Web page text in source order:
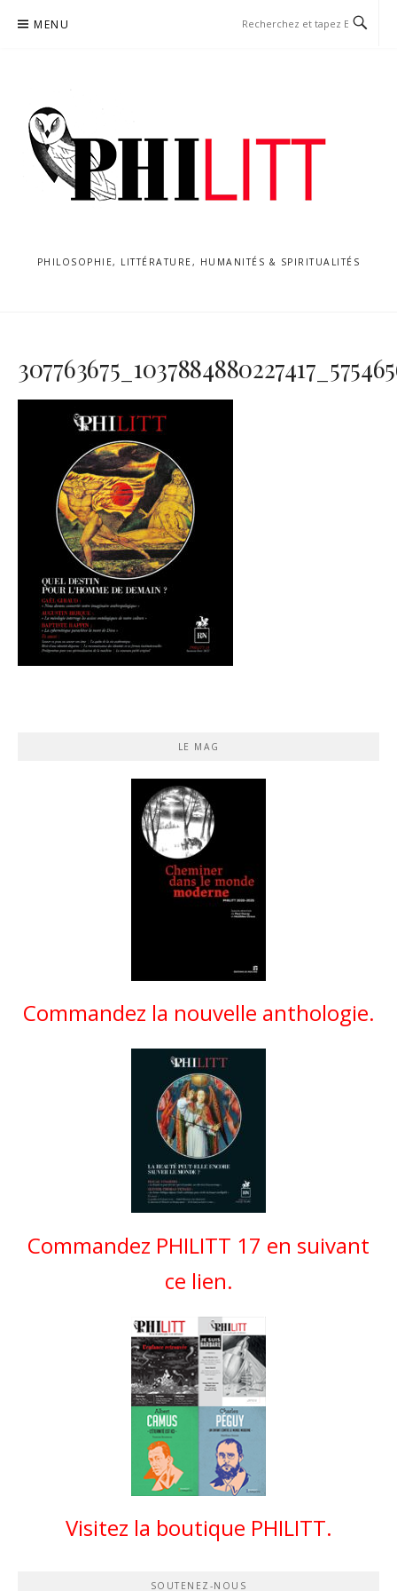
MENU
PHILOSOPHIE, LITTÉRATURE, HUMANITÉS & SPIRITUALITÉS
LE MAG
Commandez la nouvelle anthologie.
Commandez PHILITT 17 en suivant
ce lien.
Visitez la boutique PHILITT.
SOUTENEZ-NOUS